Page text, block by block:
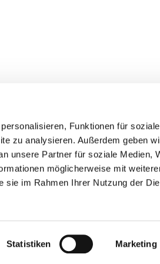
Funktionen für
zu analysieren. Außerdem geben
unsere Partner für soziale Medien,
möglicherweise mit
sie im Rahmen Ihrer Nutzung der
Statistiken Marketing